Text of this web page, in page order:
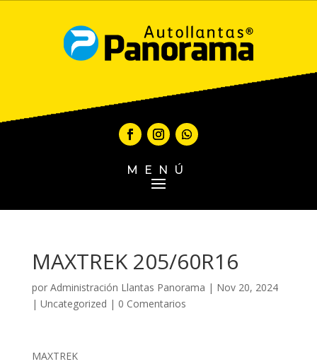
MENÚ
MAXTREK 205/60R16
por Administración Llantas Panorama | Nov 20, 2024
| Uncategorized | 0 Comentarios
MAXTREK